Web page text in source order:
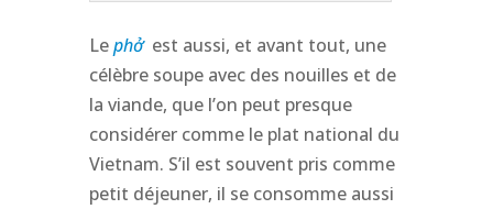
Lephở est aussi, et avant tout, une
célèbre soupe avec des nouilles et de
la viande, que l’on peut presque
considérer comme le plat national du
Vietnam. S’il est souvent pris comme
petit déjeuner, il se consomme aussi